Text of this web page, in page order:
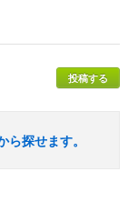
投稿する
探せます。